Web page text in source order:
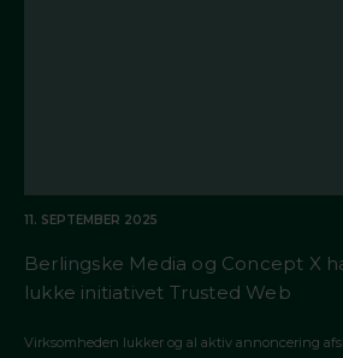
11. SEPTEMBER 2025
Berlingske Media og Concept X
lukke initiativet Trusted Web
Virksomheden lukker og al aktiv annoncering